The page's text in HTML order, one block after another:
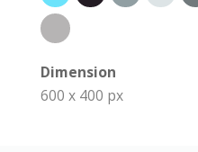
Dimension
600 x 400 px